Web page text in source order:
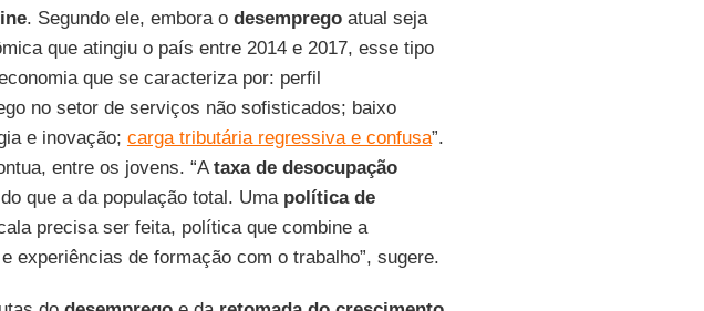
. Segundo ele, embora o desempregoatual seja
que atingiu o país entre 2014 e 2017, esse tipo
que se caracteriza por: perfil
no setor de serviços não sofisticados; baixo
e inovação; carga tributária regressiva e confusa”.
entre os jovens. “Ataxa de desocupação
que a da população total. Umapolítica de
precisa ser feita, política que combine a
experiências de formação com o trabalho”, sugere.